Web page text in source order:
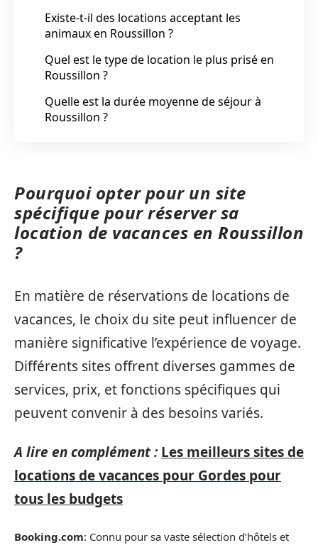
Existe-t-il des locations acceptant les
animaux en Roussillon ?
Quel est le type de location le plus prisé en
Roussillon ?
Quelle est la durée moyenne de séjour à
Roussillon ?
Pourquoi opter pour un site
spécifique pour réserver sa
location de vacances en Roussillon
?
En matière de réservations de locations de
vacances, le choix du site peut influencer de
manière significative l’expérience de voyage.
Différents sites offrent diverses gammes de
services, prix, et fonctions spécifiques qui
peuvent convenir à des besoins variés.
A lire en complément : Les meilleurs sites de
locations de vacances pour Gordes pour
tous les budgets
Booking.com: Connu pour sa vaste sélection d’hôtels et